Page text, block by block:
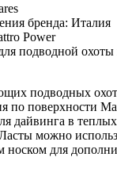
бренда: Италия
Power
подводной
подводных
по поверхности
дайвинга в
можно
носком для